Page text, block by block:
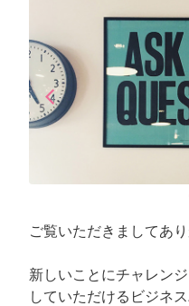
arrow_back_iosPrevious
ご覧いただきましてあ
新しいことにチャレン
していただけるビジネ